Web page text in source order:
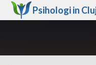
Psihologi in